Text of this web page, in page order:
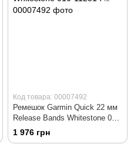
Код товара: 00007492
Ремешок Garmin Quick 22 мм
Release Bands Whitestone 010-
11251-A1
1 976 грн